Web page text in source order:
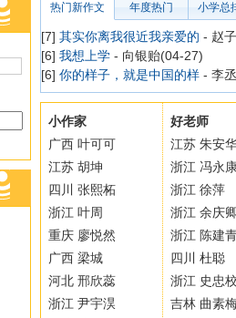
热门新作文 年度热门 小学总
[7] 其实你离我很近我亲爱的 - 赵
[6] 我想上学 - 向银贻(04-27)
[6] 你的样子，就是中国的样 - 李
小作家
广西 叶可可
江苏 胡坤
四川 张熙柘
浙江 叶周
重庆 廖悦然
广西 梁城
河北 邢欣蕊
浙江 尹宇淏
好老师
江苏 朱安
浙江 冯永
浙江 徐萍
浙江 余庆
浙江 陈建
四川 杜聪
浙江 史忠
吉林 曲素